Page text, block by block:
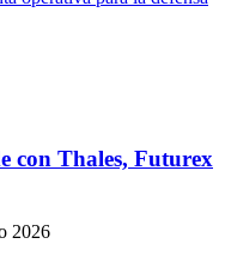
con Thales, Futurex
2026